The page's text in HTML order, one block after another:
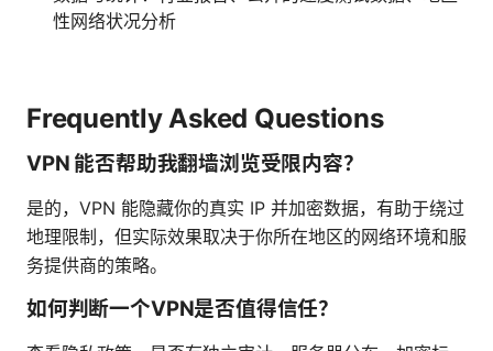
性网络状况分析
Frequently Asked Questions
VPN 能否帮助我翻墙浏览受限内容？
是的，VPN 能隐藏你的真实 IP 并加密数据，有助于绕过
地理限制，但实际效果取决于你所在地区的网络环境和服
务提供商的策略。
如何判断一个VPN是否值得信任？